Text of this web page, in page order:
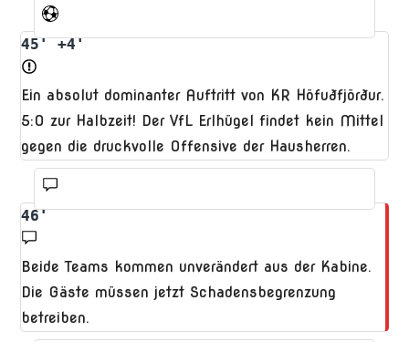
45' +4'
Ein absolut dominanter Auftritt von KR Höfuðfjörður.
5:0 zur Halbzeit! Der VfL Erlhügel findet kein Mittel
gegen die druckvolle Offensive der Hausherren.
46'
Beide Teams kommen unverändert aus der Kabine.
Die Gäste müssen jetzt Schadensbegrenzung
betreiben.